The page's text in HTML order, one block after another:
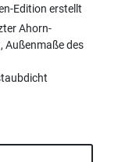
Edition erstellt
Ahorn-
Außenmaße des